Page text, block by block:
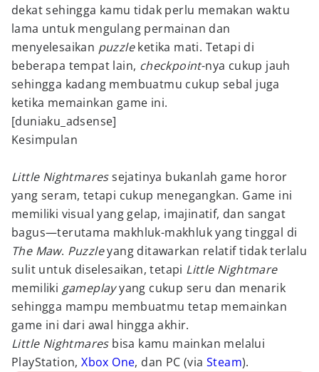
dekat sehingga kamu tidak perlu memakan waktu
lama untuk mengulang permainan dan
menyelesaikan puzzleketika mati. Tetapi di
beberapa tempat lain, checkpoint-nya cukup jauh
sehingga kadang membuatmu cukup sebal juga
ketika memainkan game ini.
[duniaku_adsense]
Kesimpulan
Little Nightmaressejatinya bukanlah game horor
yang seram, tetapi cukup menegangkan. Game ini
memiliki visual yang gelap, imajinatif, dan sangat
bagus—terutama makhluk-makhluk yang tinggal di
The Maw. Puzzleyang ditawarkan relatif tidak terlalu
sulit untuk diselesaikan, tetapi Little Nightmare
memiliki gameplayyang cukup seru dan menarik
sehingga mampu membuatmu tetap memainkan
game ini dari awal hingga akhir.
Little Nightmares bisa kamu mainkan melalui
PlayStation,Xbox One, dan PC (viaSteam).